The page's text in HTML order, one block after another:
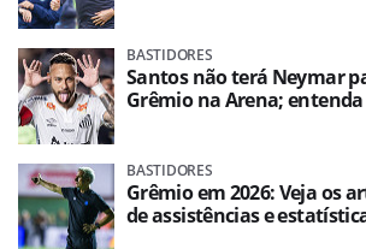
BASTIDORES
Santos não terá Neymar
Grêmio na Arena; entenda
BASTIDORES
Grêmio em 2026: Veja os
de assistências e